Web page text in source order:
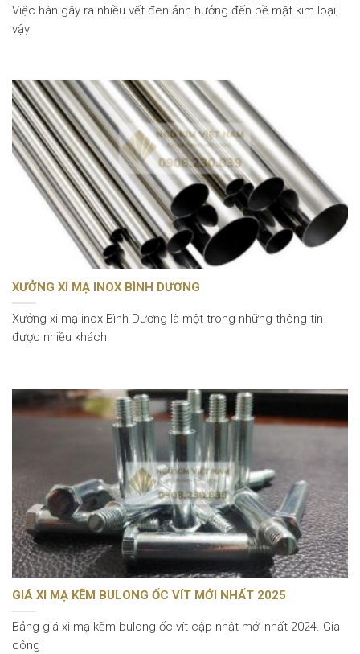
Việc hàn gây ra nhiều vết đen ảnh hưởng đến bề mặt kim loại,
vậy
XƯỞNG XI MẠ INOX BÌNH DƯƠNG
Xưởng xi mạ inox Bình Dương là một trong những thông tin
được nhiều khách
GIÁ XI MẠ KẼM BULONG ỐC VÍT MỚI NHẤT 2025
Bảng giá xi mạ kẽm bulong ốc vít cập nhật mới nhất 2024. Gia
công